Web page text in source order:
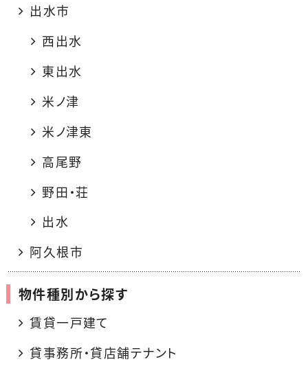
出水市
西出水
東出水
米ノ津
米ノ津東
高尾野
野田・荘
出水
阿久根市
物件種別から探す
賃貸一戸建て
貸事務所・貸店舗テナント